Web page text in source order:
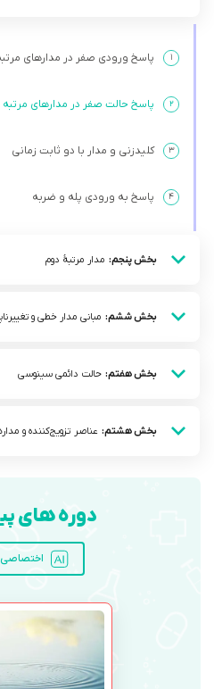
۱ پاسخ ورودی صفر در مدارهای
۲ پاسخ حالت صفر در مدارهای مرتبه
۳ کلیدزنی و مدار با دو ثابت زمانی
۴ پاسخ به ورودی پله و ضربه
بخش پنجم: مدار مرتبۀ دوم
بخش ششم: مبانی مدار خطی و
بخش هفتم: حالت دائمی سینوسی
بخش هشتم: عناصر تزویج‌کننده و
دوره های
اختصاصی